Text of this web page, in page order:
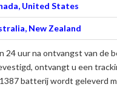
United States
New Zealand
uur na ontvangst van de
ontvangt u een
batterijwordt geleverd